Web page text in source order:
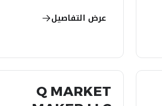
عرض التفاصيل
Q MARKET